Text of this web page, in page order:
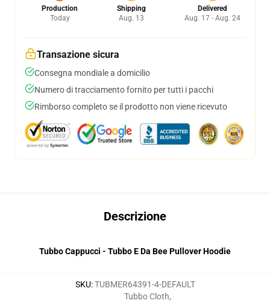
Production
Today
Shipping
Aug. 13
Delivered
Aug. 17 - Aug. 24
Transazione sicura
Consegna mondiale a domicilio
Numero di tracciamento fornito per tutti i pacchi
Rimborso completo se il prodotto non viene ricevuto
Descrizione
Tubbo Cappucci - Tubbo E Da Bee Pullover Hoodie
SKU:TUBMER64391-4-DEFAULT
Tubbo Cloth,